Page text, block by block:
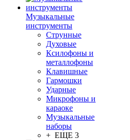
Музыкальные
инструменты
Струнные
Духовые
Ксилофоны и
металлофоны
Клавишные
Гармошки
Ударные
Микрофоны и
караоке
Музыкальные
наборы
+ ЕЩЕ 3